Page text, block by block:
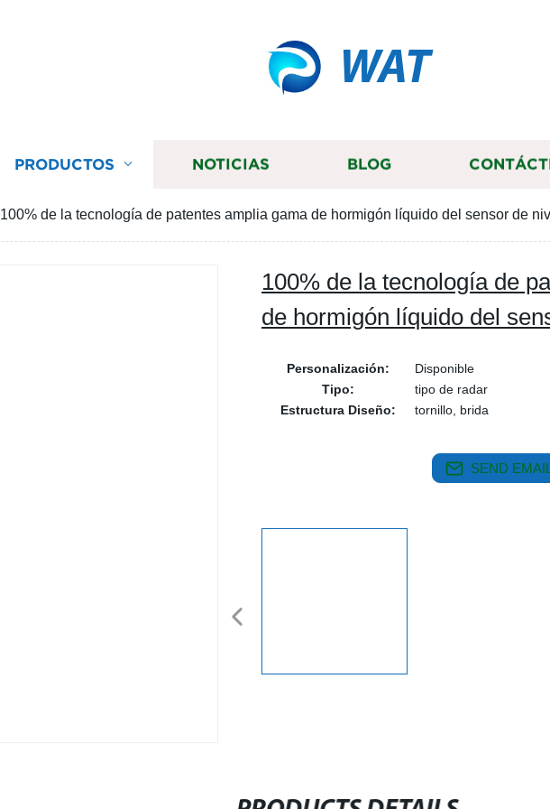
WAT
PRODUCTOS NOTICIAS BLOG
100% de la tecnología de patentes amplia gama de hormigón líquido del sensor de
100% de la tecnología de
de hormigón líquido del
Personalización:
Disponible
Tipo:
tipo de radar
Estructura Diseño:
tornillo, brida
SEND